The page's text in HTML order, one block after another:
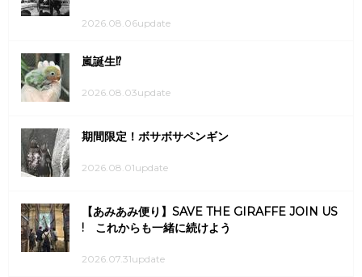
2026.08.06update
嵐誕生⁉
2026.08.03update
期間限定！ボサボサペンギン
2026.08.01update
【あみあみ便り】SAVE THE GIRAFFE JOIN US
! これからも一緒に続けよう
2026.07.31update